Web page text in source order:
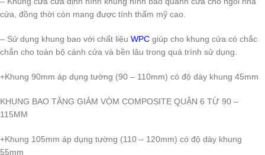
cửa, đồng thời còn mang được tính thẩm mỹ cao.
– Sử dụng khung bao với chất liệu WPC giúp cho khung cửa có chắc
chắn cho toàn bộ cánh cửa và bền lâu trong quá trình sử dụng.
+Khung 90mm áp dụng tường (90 – 110mm) có độ dày khung 45mm
KHUNG BAO TĂNG GIẢM VÒM COMPOSITE QUẬN 6 TỪ 90 –
115MM
+Khung 105mm áp dụng tường (110 – 120mm) có độ dày khung
55mm